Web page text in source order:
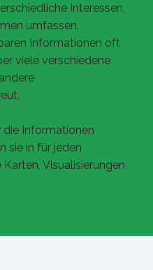
Interessen,
umfassen.
Informationen oft
viele verschiedene
die Informationen
sie in für jeden
Visualisierungen